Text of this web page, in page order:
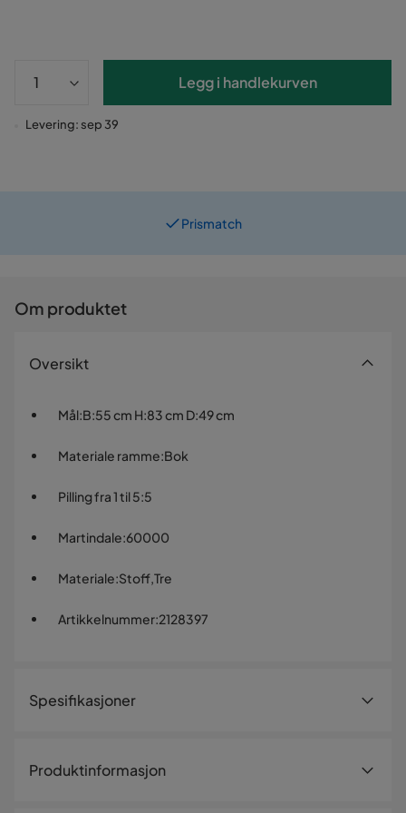
Legg i handlekurven
Levering: sep 39
Prismatch
Om produktet
Oversikt
Mål:B:55 cm H:83 cm D:49 cm
Materiale ramme:Bok
Pilling fra 1 til 5:5
Martindale:60000
Materiale:Stoff,Tre
Artikkelnummer:2128397
Spesifikasjoner
Størrelse
Produktinformasjon